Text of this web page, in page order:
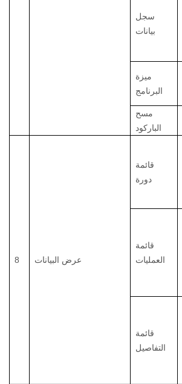
سجل
بيانات
ميزة
البرنامج
مسح
الباركود
8 عرض البيانات
قائمة
دورة
قائمة
العمليات
قائمة
التفاصيل